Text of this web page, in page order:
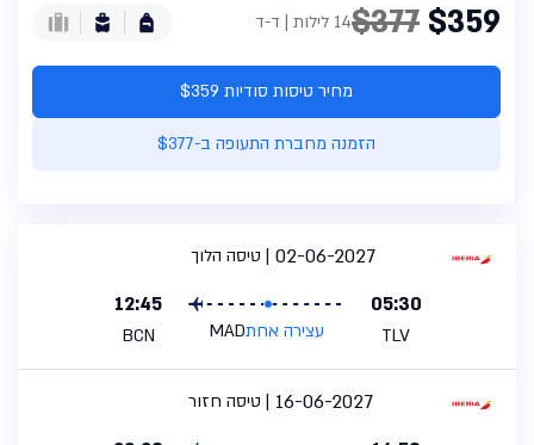
$359
$37714 לילות | ד-ד
מחיר טיסות סודיות $359
הזמנה מחברת התעופה ב-$377
טיסה הלוך
02-06-2027
05:30
TLV עצירה אחתMAD
12:45
BCN
טיסה חזור
16-06-2027